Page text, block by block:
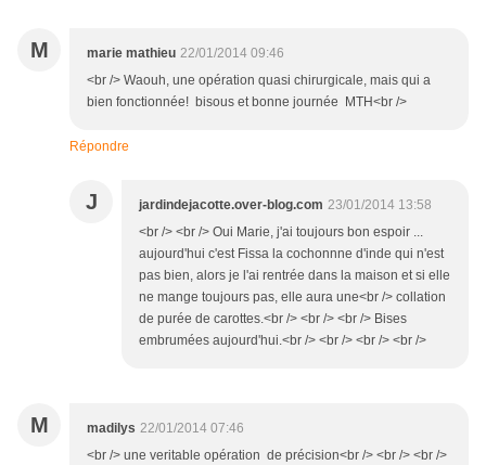
M marie mathieu 22/01/2014 09:46
<br /> Waouh, une opération quasi chirurgicale, mais qui a
bien fonctionnée! bisous et bonne journée MTH<br />
Répondre
J jardindejacotte.over-blog.com 23/01/2014 13:58
<br /> <br /> Oui Marie, j'ai toujours bon espoir ...
aujourd'hui c'est Fissa la cochonnne d'inde qui n'est
pas bien, alors je l'ai rentrée dans la maison et si elle
ne mange toujours pas, elle aura une<br /> collation
de purée de carottes.<br /> <br /> <br /> Bises
embrumées aujourd'hui.<br /> <br /> <br /> <br />
M madilys 22/01/2014 07:46
<br /> une veritable opération de précision<br /> <br /> <br />